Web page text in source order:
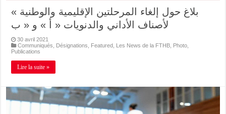
« بلاغ حول إلغاء المرحلتين الإقليمية والوطنية
لأصناف الأداني والدنويات « أ » و « ب
30 avril 2021
Communiqués
Désignations Featured Les News de la FTHB Photo
Publications
Lire la suite »